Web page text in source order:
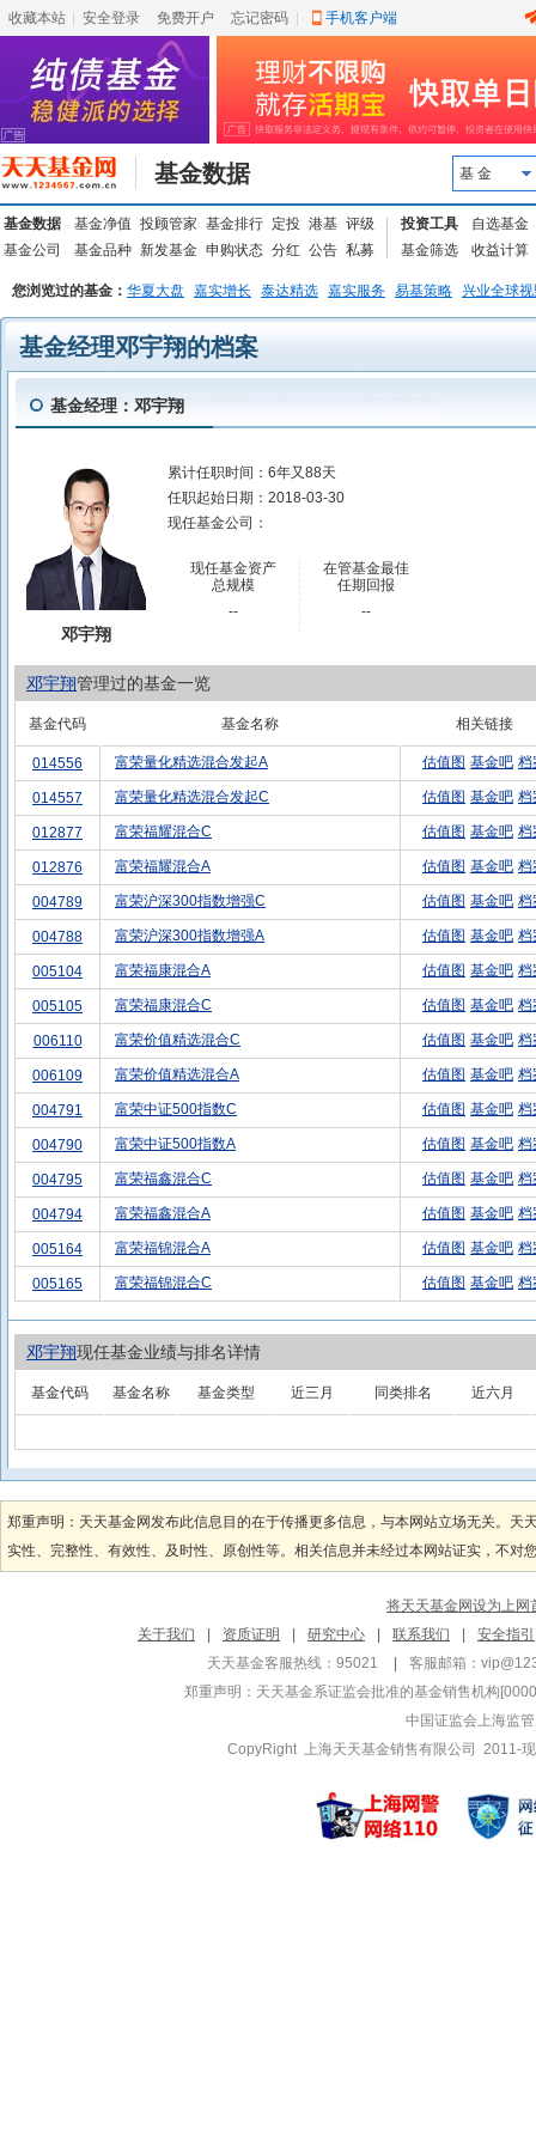
收藏本站 安全登录 免费开户 忘记密码 手机客户端
基金数据 基 金
基金数据 基金净值 投顾管家 基金排行 定投 港基 评级
基金公司
基金品种 新发基金 申购状态 分红 公告 私募
投资工具
自选基金
基金筛选
收益计算
您浏览过的基金： 华夏大盘 嘉实增长 泰达精选 嘉实服务 易基策略 兴业全球
基金经理邓宇翔的档案
基金经理：邓宇翔
邓宇翔
累计任职时间： 6年又88天
任职起始日期： 2018-03-30
现任基金公司：
现任基金资产
总规模
--
在管基金最佳
任期回报
--
邓宇翔管理过的基金一览
基金代码 基金名称 相关链接
014556 富荣量化精选混合发起A 估值图 基金吧 档
014557 富荣量化精选混合发起C 估值图 基金吧 档
012877 富荣福耀混合C 估值图 基金吧 档
012876 富荣福耀混合A 估值图 基金吧 档
004789 富荣沪深300指数增强C 估值图 基金吧 档
004788 富荣沪深300指数增强A 估值图 基金吧 档
005104 富荣福康混合A 估值图 基金吧 档
005105 富荣福康混合C 估值图 基金吧 档
006110 富荣价值精选混合C 估值图 基金吧 档
006109 富荣价值精选混合A 估值图 基金吧 档
004791 富荣中证500指数C 估值图 基金吧 档
004790 富荣中证500指数A 估值图 基金吧 档
004795 富荣福鑫混合C 估值图 基金吧 档
004794 富荣福鑫混合A 估值图 基金吧 档
005164 富荣福锦混合A 估值图 基金吧 档
005165 富荣福锦混合C 估值图 基金吧 档
邓宇翔现任基金业绩与排名详情
基金代码 基金名称 基金类型 近三月 同类排名 近六月
郑重声明：天天基金网发布此信息目的在于传播更多信息，与本网站立场无关。
实性、完整性、有效性、及时性、原创性等。相关信息并未经过本网站证实，不
将天天基金网设为上网
关于我们
资质证明 研究中心 联系我们
安全指引
天天基金客服热线：95021
客服邮箱：
郑重声明： 天天基金系证监会批准的基金销售机构
中国证监会上海监
CopyRight 上海天天基金销售有限公司 2011-